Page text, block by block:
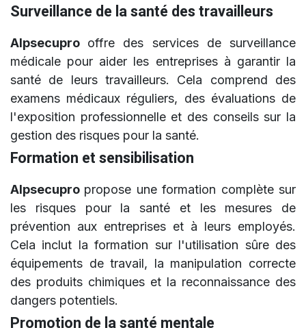
Surveillance de la santé des travailleurs
Alpsecupro offre des services de surveillance
médicale pour aider les entreprises à garantir la
santé de leurs travailleurs. Cela comprend des
examens médicaux réguliers, des évaluations de
l'exposition professionnelle et des conseils sur la
gestion des risques pour la santé.
Formation et sensibilisation
Alpsecupro propose une formation complète sur
les risques pour la santé et les mesures de
prévention aux entreprises et à leurs employés.
Cela inclut la formation sur l'utilisation sûre des
équipements de travail, la manipulation correcte
des produits chimiques et la reconnaissance des
dangers potentiels.
Promotion de la santé mentale